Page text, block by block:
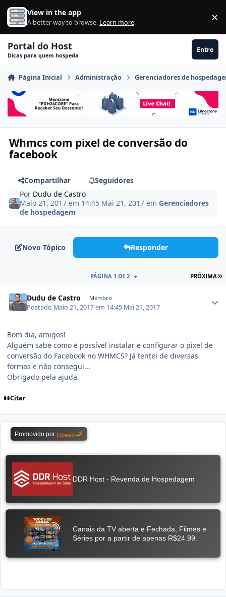
Ir para conteúdo
View in the app
A better way to browse. Learn more. ×
Portal do Host
Dicas para quem hospeda
Entre
Página Inicial Administração Gerenciadores de
Whmcs com pixel de conversão do
facebook
Compartilhar
Seguidores
Por Dudu de Castro
Maio 21, 2017 em 14:45 Mai 21, 2017 emGerenciadores
de hospedagem
Novo Tópico Responder
PRÓXIMA
PÁGINA 1 DE 2
Dudu de Castro Membro
Postado Maio 21, 2017 em 14:45 Mai 21, 2017
Bom dia, amigos!
Alguém sabe como é possível instalar e configurar o pixel de
conversão do Facebook no WHMCS? Já tentei de diversas
formas e não consegui...
Obrigado pela ajuda.
Citar